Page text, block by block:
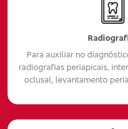
Para auxiliar no
radiografias periapicais,
oclusal, levantamento